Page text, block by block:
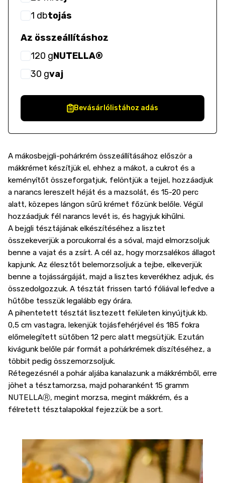
1 dbtojás
Az összeállításhoz
120 gNUTELLA®
30 gvaj
Bevásárlólistához adás
A mákosbejgli-pohárkrém összeállításához először a
mákkrémet készítjük el, ehhez a mákot, a cukrot és a
keményítőt összeforgatjuk, felöntjük a tejjel, hozzáadjuk
a narancs lereszelt héját és a mazsolát, és 15-20 perc
alatt, közepes lángon sűrű krémet főzünk belőle. Végül
hozzáadjuk fél narancs levét is, és hagyjuk kihűlni.
A bejgli tésztájának elkészítéséhez a lisztet
összekeverjük a porcukorral és a sóval, majd elmorzsoljuk
benne a vajat és a zsírt. A cél az, hogy morzsalékos állagot
kapjunk. Az élesztőt belemorzsoljuk a tejbe, elkeverjük
benne a tojássárgáját, majd a lisztes keverékhez adjuk, és
összedolgozzuk. A tésztát frissen tartó fóliával lefedve a
hűtőbe tesszük legalább egy órára.
A pihentetett tésztát lisztezett felületen kinyújtjuk kb.
0,5 cm vastagra, lekenjük tojásfehérjével és 185 fokra
előmelegített sütőben 12 perc alatt megsütjük. Ezután
kivágunk belőle pár formát a pohárkrémek díszítéséhez, a
többit pedig összemorzsoljuk.
Rétegezésnél a pohár aljába kanalazunk a mákkrémből, erre
jöhet a tésztamorzsa, majd poharanként 15 gramm
NUTELLAⓇ, megint morzsa, megint mákkrém, és a
félretett tésztalapokkal fejezzük be a sort.